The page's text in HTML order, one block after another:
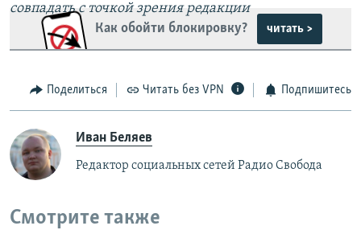
совпадать с точкой зрения редакции
Как обойти блокировку?
читать >
Поделиться Читать без VPN Подпишитесь
Иван Беляев
Редактор социальных сетей Радио Свобода
Смотрите также